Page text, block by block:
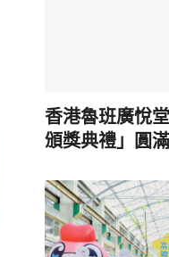
香港魯班廣悅
頒獎典禮」圓